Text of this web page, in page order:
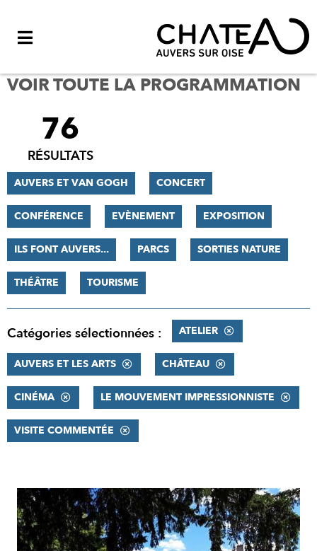
VOIR TOUTE LA PROGRAMMATION
FILTRER
RÉSULTATS
76
RÉSULTATS
AUVERS ET VAN GOGH CONCERT
CONFÉRENCE EVÈNEMENT EXPOSITION
ILS FONT AUVERS... PARCS SORTIES NATURE
THÉÂTRE TOURISME
Catégories sélectionnées : ATELIER
AUVERS ET LES ARTS CHÂTEAU
CINÉMA LE MOUVEMENT IMPRESSIONNISTE
VISITE COMMENTÉE
RÉSULTATS